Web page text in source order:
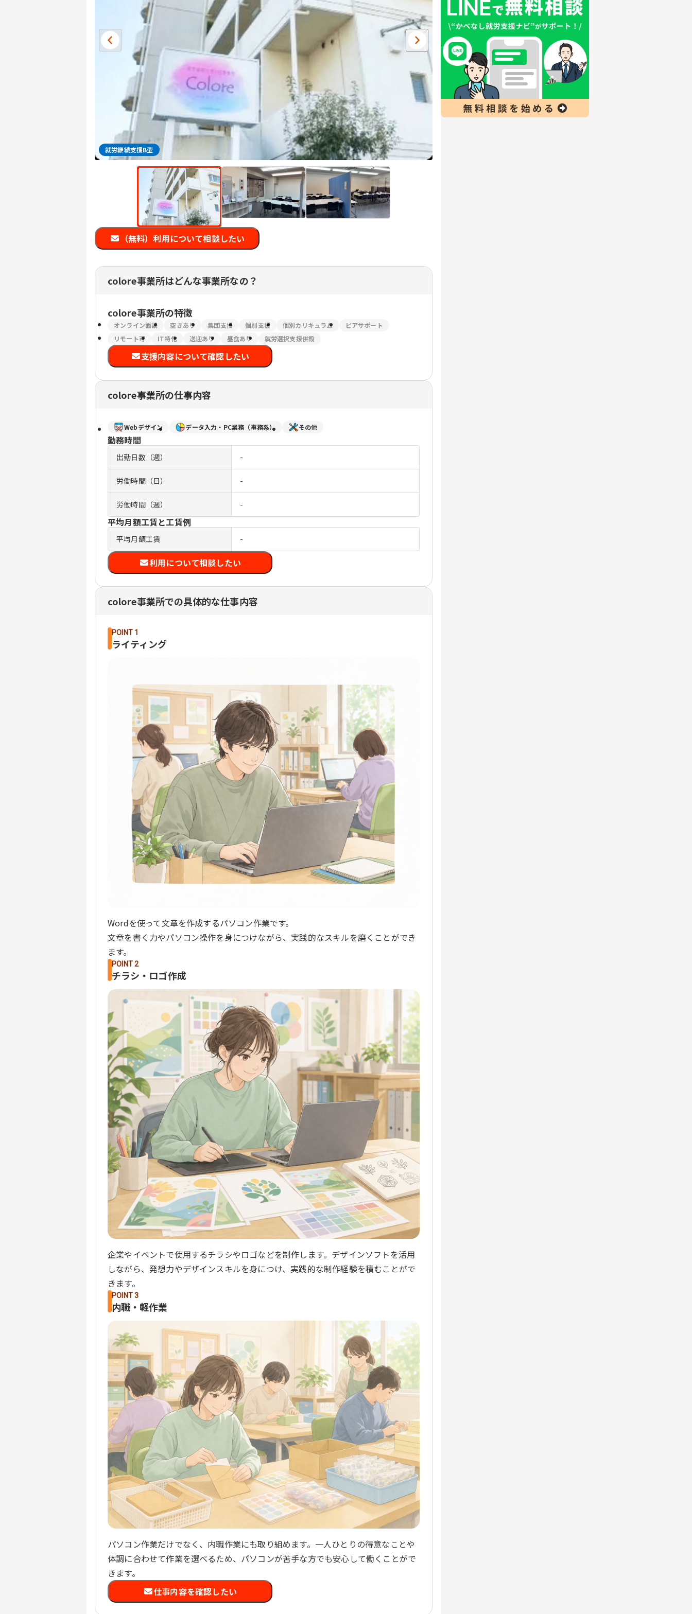
就労継続支援B型
（無料）利用について相談したい
colore事業所はどんな事業所なの？
colore事業所の特徴
オンライン面談 空きあり 集団支援 個別支援 個別カリキュラム
ピアサポート
リモート可
IT特化 送迎あり 昼食あり 就労選択支援併設
支援内容について確認したい
colore事業所の仕事内容
Webデザイン データ入力・PC業務（事務系） その他
勤務時間
出勤日数（週） -
労働時間（日） -
労働時間（週） -
平均月額工賃と工賃例
平均月額工賃 -
利用について相談したい
colore事業所での具体的な仕事内容
POINT 1
ライティング
Wordを使って文章を作成するパソコン作業です。
文章を書く力やパソコン操作を身につけながら、実践的なスキルを磨くことができ
ます。
POINT 2
チラシ・ロゴ作成
企業やイベントで使用するチラシやロゴなどを制作します。デザインソフトを活用
しながら、発想力やデザインスキルを身につけ、実践的な制作経験を積むことがで
きます。
POINT 3
内職・軽作業
パソコン作業だけでなく、内職作業にも取り組めます。一人ひとりの得意なことや
体調に合わせて作業を選べるため、パソコンが苦手な方でも安心して働くことがで
きます。
仕事内容を確認したい